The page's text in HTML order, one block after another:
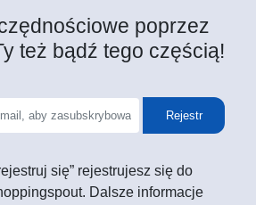
poprzez
też bądź tego częścią!
Rejestr
się” rejestrujesz się do
Dalsze informacje